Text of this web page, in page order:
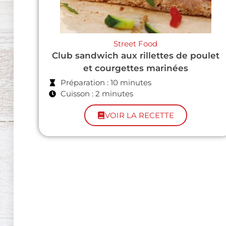
Street Food
Club sandwich aux rillettes de poulet
et courgettes marinées
Préparation : 10 minutes
Cuisson : 2 minutes
VOIR LA RECETTE